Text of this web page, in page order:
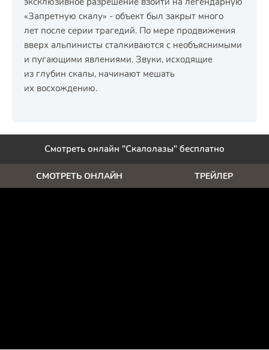
«Запретную скалу» - объект был закрыт много
лет после серии трагедий. По мере продвижения
вверх альпинисты сталкиваются с необъяснимыми
и пугающими явлениями. Звуки, исходящие
из глубин скалы, начинают мешать
их восхождению.
Смотреть онлайн "Скалолазы" бесплатно
СМОТРЕТЬ ОНЛАЙН ТРЕЙЛЕР